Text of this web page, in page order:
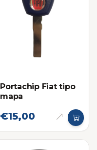
Portachip Fiat tipo
mapa
€15,00